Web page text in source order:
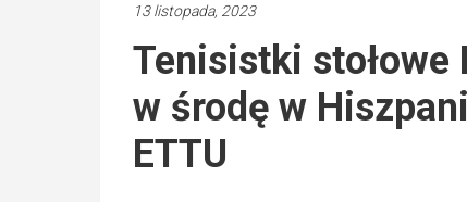
13 listopada, 2023
Tenisistki stołowe
w środę w
ETTU